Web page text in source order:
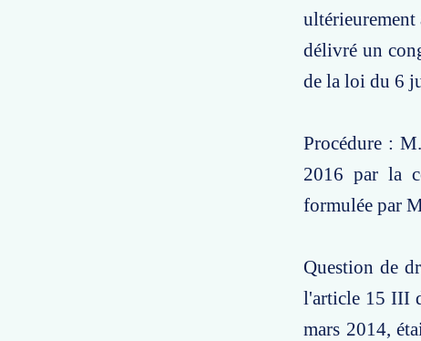
ultérieurement
délivré un
de la loi du 6
Procédure :
2016 par la
formulée par
Question de
l'article 15 III
mars 2014,